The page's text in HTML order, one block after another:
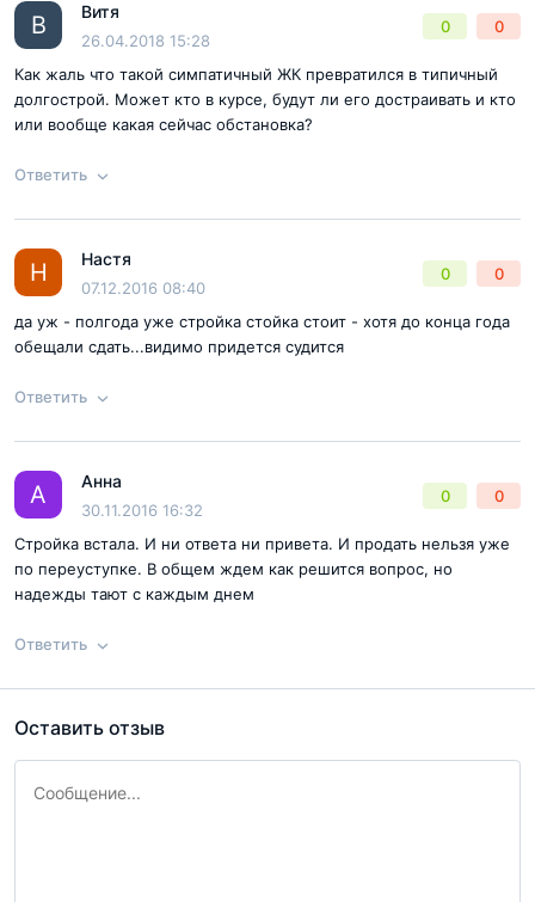
В Витя
26.04.2018 15:28
0 0
Как жаль что такой симпатичный ЖК превратился в типичный
долгострой. Может кто в курсе, будут ли его достраивать и кто
или вообще какая сейчас обстановка?
Ответить
Ответ на отзыв
Согласен справилами публикации
Отправить комментарий
Н Настя
07.12.2016 08:40
0 0
да уж - полгода уже стройка стойка стоит - хотя до конца года
обещали сдать...видимо придется судится
Ответить
Ответ на отзыв
Согласен справилами публикации
Отправить комментарий
А Анна
30.11.2016 16:32
0 0
Стройка встала. И ни ответа ни привета. И продать нельзя уже
по переуступке. В общем ждем как решится вопрос, но
надежды тают с каждым днем
Ответить
Ответ на отзыв
Оставить отзыв